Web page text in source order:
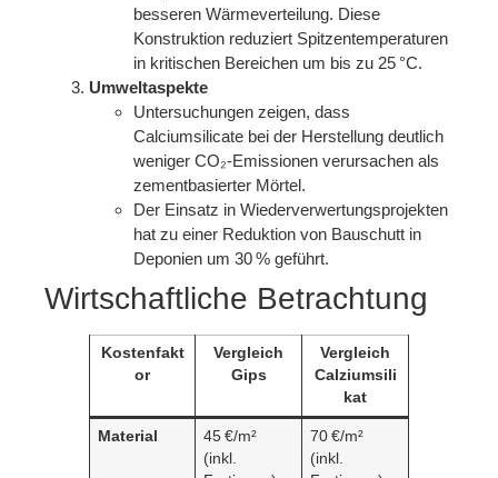
besseren Wärmeverteilung. Diese
Konstruktion reduziert Spitzentemperaturen
in kritischen Bereichen um bis zu 25 °C.
Umweltaspekte
Untersuchungen zeigen, dass
Calciumsilicate bei der Herstellung deutlich
weniger CO₂‑Emissionen verursachen als
zementbasierter Mörtel.
Der Einsatz in Wiederverwertungsprojekten
hat zu einer Reduktion von Bauschutt in
Deponien um 30 % geführt.
Wirtschaftliche Betrachtung
Kostenfakt
or
Vergleich
Gips
Vergleich
Calziumsili
kat
Material
45 €/m²
(inkl.
70 €/m²
(inkl.